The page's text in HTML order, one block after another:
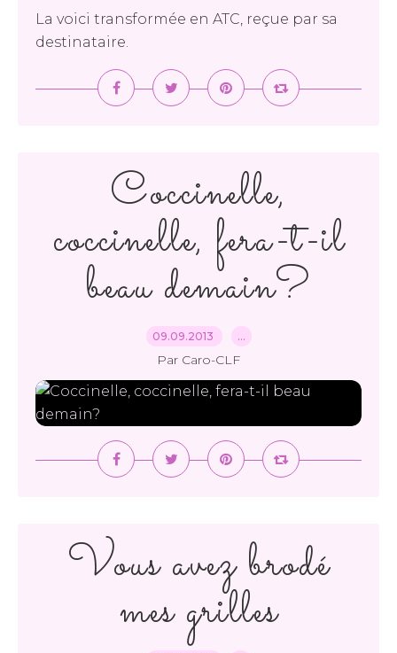
La voici transformée en ATC, reçue par sa
destinataire.
Coccinelle,
coccinelle, fera-t-il
beau demain?
09.09.2013 …
Par Caro-CLF
Vous avez brodé
mes grilles